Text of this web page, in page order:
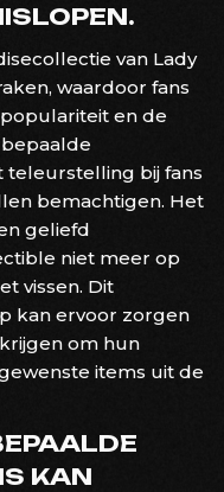
van Lady
waardoor fans
en de
teleurstelling bij fans
bemachtigen. Het
geliefd
niet meer op
vissen. Dit
kan ervoor zorgen
om hun
items uit de
KAN